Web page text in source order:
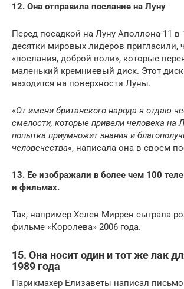
12. Она отправила послание на Луну
Перед посадкой на Луну Аполлона-11 в
десятки мировых лидеров пригласили,
«послания, доброй воли», которые
маленький кремниевый диск. Этот
находится на поверхности Луны.
«От имени британского народа я отдаю
смелости, которые привели человека на
попытка приумножит знания и
человечества«, написала она в своем
13. Ее изображали в более чем 100
и фильмах.
Так, например Хелен Миррен сыграла
фильме «Королева» 2006 года.
15. Она носит один и тот же лак
1989 года
Парикмахер Елизаветы написал